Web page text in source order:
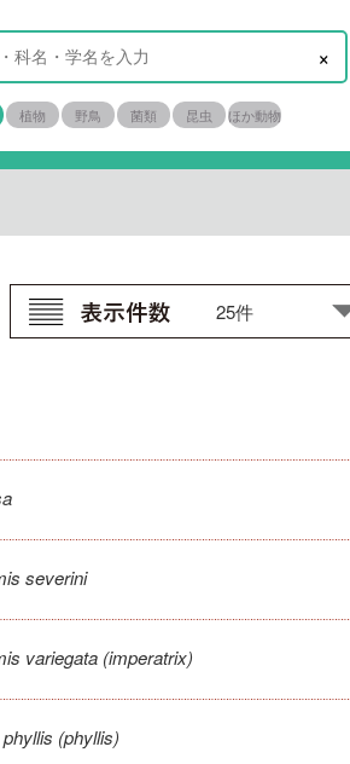
×
植物 野鳥 菌類 昆虫 ほか動物
severini
variegata (imperatrix)
(phyllis)